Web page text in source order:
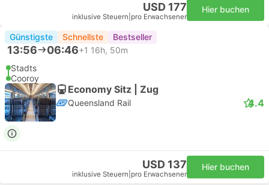
USD 177
inklusive Steuern pro Erwachsener
Hier buchen
Günstigste Schnellste Bestseller
13:56 06:46+1 16h, 50m
Stadts
Cooroy
Economy Sitz | Zug
Queensland Rail 4.4
USD 137
inklusive Steuern pro Erwachsener
Hier buchen